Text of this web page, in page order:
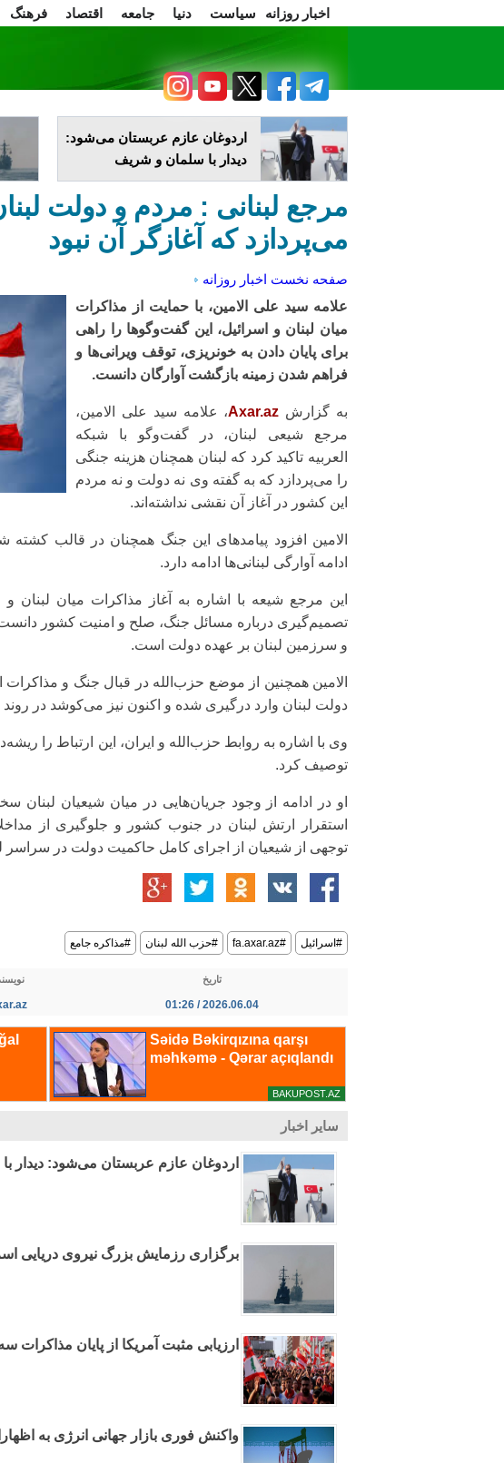
اخبار روزانه سیاست دنیا جامعه اقتصاد فرهنگ
اردوغان عازم عربستان می‌شود:
دیدار با سلمان و شریف
مرجع لبنانی : مردم و دولت
می‌پردازد که آغازگر آن نبود
صفحه نخست اخبار روزانه
علامه سید علی الامین، با حمایت از مذاکرات
میان لبنان و اسرائیل، این گفت‌وگوها را راهی
برای پایان دادن به خونریزی، توقف ویرانی‌ها و
فراهم شدن زمینه بازگشت آوارگان دانست.
به گزارش Axar.az، علامه سید علی الامین،
مرجع شیعی لبنان، در گفت‌وگو با شبکه
العربیه تاکید کرد که لبنان همچنان هزینه جنگی
را می‌پردازد که به گفته وی نه دولت و نه مردم
این کشور در آغاز آن نقشی نداشته‌اند.
الامین افزود پیامدهای این جنگ همچنان در قالب
ادامه آوارگی لبنانی‌ها ادامه دارد.
این مرجع شیعه با اشاره به آغاز مذاکرات میان لبنان و
تصمیم‌گیری درباره مسائل جنگ، صلح و امنیت کشور
و سرزمین لبنان بر عهده دولت است.
الامین همچنین از موضع حزب‌الله در قبال جنگ و مذاکرات
دولت لبنان وارد درگیری شده و اکنون نیز می‌کوشد در روند
وی با اشاره به روابط حزب‌الله و ایران، این ارتباط را
توصیف کرد.
او در ادامه از وجود جریان‌هایی در میان شیعیان
استقرار ارتش لبنان در جنوب کشور و جلوگیری از
توجهی از شیعیان از اجرای کامل حاکمیت دولت در سراسر
#اسرائیل #fa.axar.az #حزب الله لبنان #مذاکره جامع
تاریخ
2026.06.04 / 01:26
سایر اخبار
اردوغان عازم عربستان می‌شود: دیدار
برگزاری رزمایش بزرگ نیروی دریایی
ارزیابی مثبت آمریکا از پایان مذاکرات
واکنش فوری بازار جهانی انرژی به